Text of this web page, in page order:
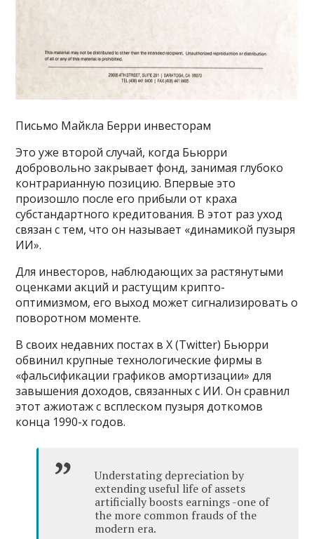
Письмо Майкла Берри инвесторам
Это уже второй случай, когда Бьюрри
добровольно закрывает фонд, занимая глубоко
контрарианную позицию. Впервые это
произошло после его прибыли от краха
субстандартного кредитования. В этот раз уход
связан с тем, что он называет «динамикой пузыря
ИИ».
Для инвесторов, наблюдающих за растянутыми
оценками акций и растущим крипто-
оптимизмом, его выход может сигнализировать о
поворотном моменте.
В своих недавних постах в X (Twitter) Бьюрри
обвинил крупные технологические фирмы в
«фальсификации графиков амортизации» для
завышения доходов, связанных с ИИ. Он сравнил
этот ажиотаж с всплеском пузыря доткомов
конца 1990-х годов.
Understating depreciation by
extending useful life of assets
artificially boosts earnings -one of
the more common frauds of the
modern era.